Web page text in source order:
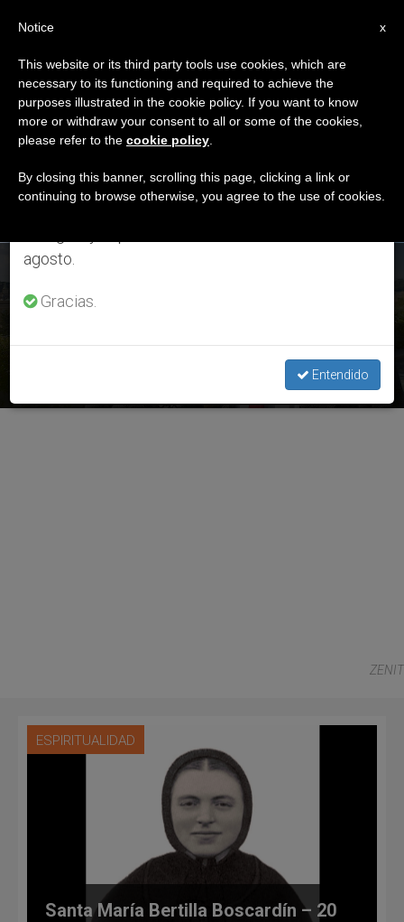
DÍA
Octubre 19th, 2015
ÚLTIMAS NOTICIAS
Auditores colombianos en el Sínodo: dedicar más tiempo
para 'hacer familia'
ZENIT
ESPIRITUALIDAD
Santa María Bertilla Boscardín – 20
×
Aviso importante
Del 27 de julio al 7 de agosto haremos la pausa
anual, aprovechando que en el periodo de verano
se generan menos informaciones y también el
agosto.
Gracias.
Entendido
x
Notice
This website or its third party tools use cookies, which are
necessary to its functioning and required to achieve the
purposes illustrated in the cookie policy. If you want to know
more or withdraw your consent to all or some of the cookies,
please refer to the cookie policy
By closing this banner, scrolling this page, clicking a link or
continuing to browse otherwise, you agree to the use of cookies.